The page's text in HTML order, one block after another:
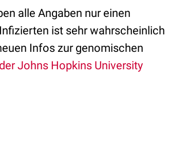
alle Angaben nur einen
ist sehr wahrscheinlich
Infos zur genomischen
Johns Hopkins University